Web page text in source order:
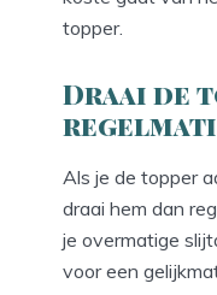
topper.
Draai de
Als je de topper
draai hem dan
je overmatige
voor een